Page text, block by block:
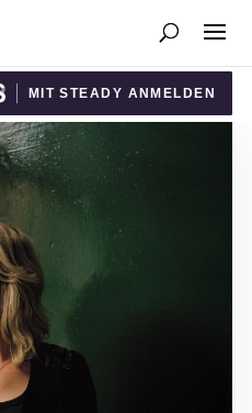
MIT STEADY ANMELDEN